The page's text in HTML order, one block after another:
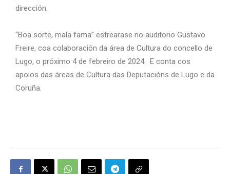
dirección.
“Boa sorte, mala fama” estrearase no auditorio Gustavo
Freire, coa colaboración da área de Cultura do concello de
Lugo, o próximo 4 de febreiro de 2024. E conta cos
apoios das áreas de Cultura das Deputacións de Lugo e da
Coruña.